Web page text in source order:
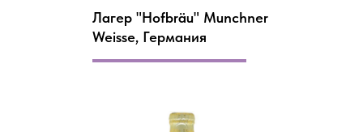
Лагер "Hofbräu" Munchner
Weisse, Германия